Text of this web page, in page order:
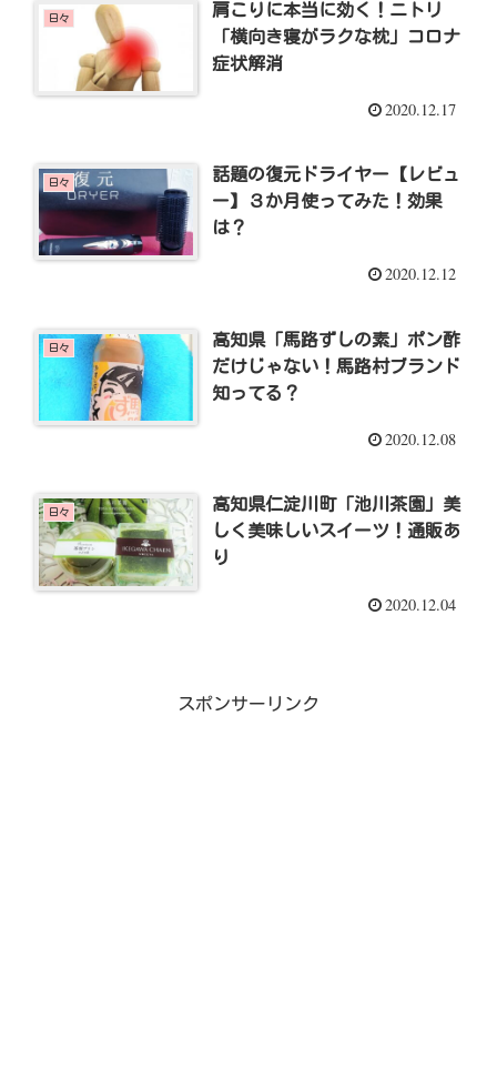
日々
肩こりに本当に効く！ニトリ
「横向き寝がラクな枕」コロナ
症状解消
2020.12.17
日々
話題の復元ドライヤー【レビュ
ー】３か月使ってみた！効果
は？
2020.12.12
日々
高知県「馬路ずしの素」ポン酢
だけじゃない！馬路村ブランド
知ってる？
2020.12.08
日々
高知県仁淀川町「池川茶園」美
しく美味しいスイーツ！通販あ
り
2020.12.04
スポンサーリンク